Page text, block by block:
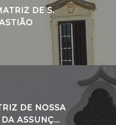
DE S.
DE NOSSA
ASSUNÇ...